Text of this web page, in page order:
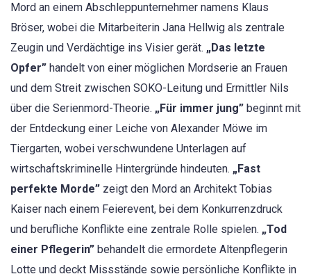
Mord an einem Abschleppunternehmer namens Klaus
Bröser, wobei die Mitarbeiterin Jana Hellwig als zentrale
Zeugin und Verdächtige ins Visier gerät. „Das letzte
Opfer” handelt von einer möglichen Mordserie an Frauen
und dem Streit zwischen SOKO-Leitung und Ermittler Nils
über die Serienmord-Theorie. „Für immer jung” beginnt mit
der Entdeckung einer Leiche von Alexander Möwe im
Tiergarten, wobei verschwundene Unterlagen auf
wirtschaftskriminelle Hintergründe hindeuten. „Fast
perfekte Morde” zeigt den Mord an Architekt Tobias
Kaiser nach einem Feierevent, bei dem Konkurrenzdruck
und berufliche Konflikte eine zentrale Rolle spielen. „Tod
einer Pflegerin” behandelt die ermordete Altenpflegerin
Lotte und deckt Missstände sowie persönliche Konflikte in